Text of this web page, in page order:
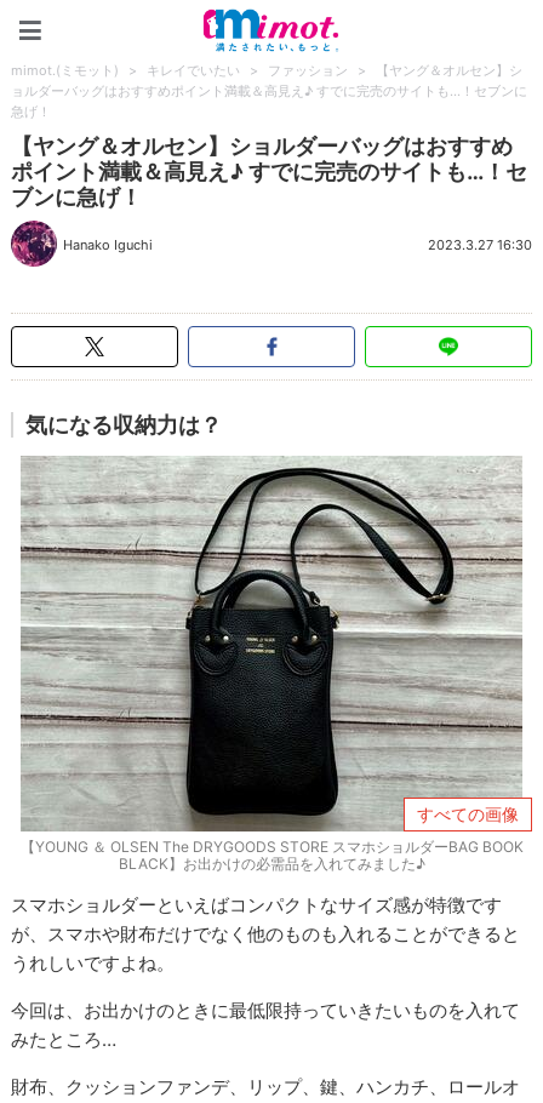
mimot.(ミモット) > キレイでいたい > ファッション >
【ヤング＆オルセン】シ
ョルダーバッグはおすすめポイント満載＆高見え♪ すでに完売のサイトも…！セブンに
急げ！
【ヤング＆オルセン】ショルダーバッグはおすすめ
ポイント満載＆高見え♪ すでに完売のサイトも…！セ
ブンに急げ！
Hanako Iguchi 2023.3.27 16:30
気になる収納力は？
すべての画像
【YOUNG ＆ OLSEN The DRYGOODS STORE スマホショルダーBAG BOOK
BLACK】お出かけの必需品を入れてみました♪
スマホショルダーといえばコンパクトなサイズ感が特徴です
が、スマホや財布だけでなく他のものも入れることができると
うれしいですよね。
今回は、お出かけのときに最低限持っていきたいものを入れて
みたところ…
財布、クッションファンデ、リップ、鍵、ハンカチ、ロールオ